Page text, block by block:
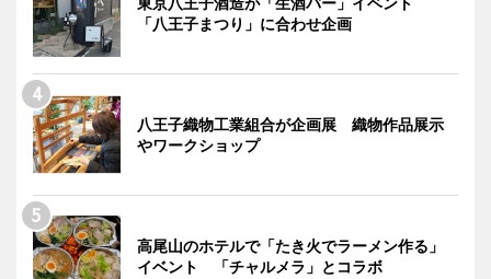
「八王子まつり」に合わせ企画
八王子織物工業組合が企画展 織物作品展示
やワークショップ
高尾山のホテルで「たき火でラーメン作る」
イベント 「チャルメラ」とコラボ